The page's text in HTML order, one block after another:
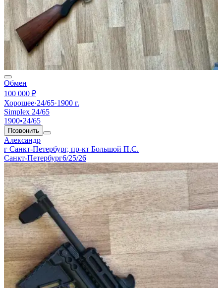
Обмен
100 000 ₽
Хорошее·24/65·1900 г.
Simplex 24/65
1900•24/65
Позвонить
Александр
г Санкт-Петербург, пр-кт Большой П.С.
Санкт-Петербург6/25/26